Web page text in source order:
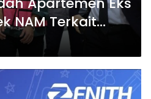
NAM Terkait